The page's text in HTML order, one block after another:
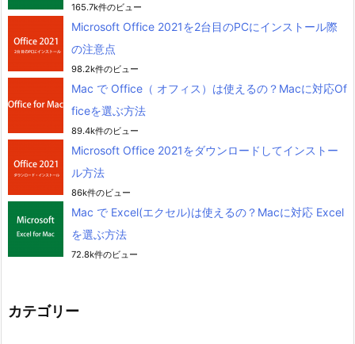
165.7k件のビュー
Microsoft Office 2021を2台目のPCにインストール際
の注意点
98.2k件のビュー
Mac で Office（ オフィス）は使えるの？Macに対応Of
ficeを選ぶ方法
89.4k件のビュー
Microsoft Office 2021をダウンロードしてインストー
ル方法
86k件のビュー
Mac で Excel(エクセル)は使えるの？Macに対応 Excel
を選ぶ方法
72.8k件のビュー
カテゴリー